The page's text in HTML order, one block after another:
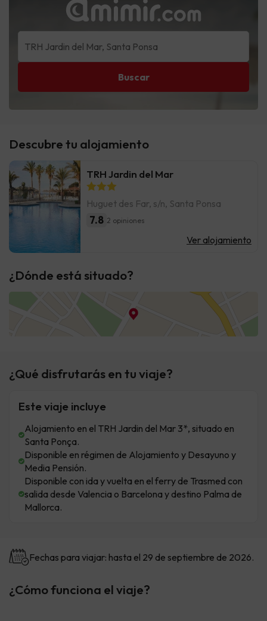
Descubre tu alojamiento
TRH Jardin del Mar
Huguet des Far, s/n, Santa Ponsa
7.8 2 opiniones
Ver alojamiento
¿Dónde está situado?
¿Qué disfrutarás en tu viaje?
Este viaje incluye
Alojamiento en el TRH Jardin del Mar 3*, situado en
Santa Ponça.
Disponible en régimen de Alojamiento y Desayuno y
Media Pensión.
Disponible con ida y vuelta en el ferry de Trasmed con
salida desde Valencia o Barcelona y destino Palma de
Mallorca.
Fechas para viajar: hasta el 29 de septiembre de 2026.
¿Cómo funciona el viaje?
Buscar